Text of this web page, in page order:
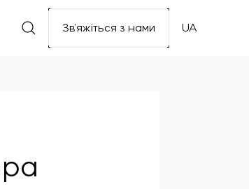
Зв’яжіться з нами UA